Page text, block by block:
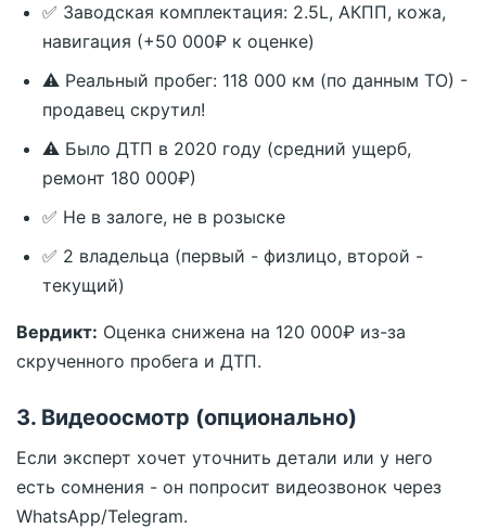
✅ Заводская комплектация: 2.5L, АКПП, кожа,
навигация (+50 000₽ к оценке)
⚠️ Реальный пробег: 118 000 км (по данным ТО) -
продавец скрутил!
⚠️ Было ДТП в 2020 году (средний ущерб,
ремонт 180 000₽)
✅ Не в залоге, не в розыске
✅ 2 владельца (первый - физлицо, второй -
текущий)
Вердикт: Оценка снижена на 120 000₽ из-за
скрученного пробега и ДТП.
3. Видеоосмотр (опционально)
Если эксперт хочет уточнить детали или у него
есть сомнения - он попросит видеозвонок через
WhatsApp/Telegram.